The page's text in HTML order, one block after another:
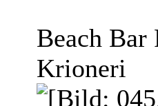
Beach
Krioneri